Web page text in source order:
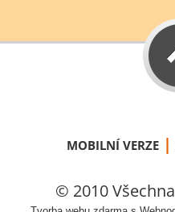
MOBILNÍ VERZE |
© 2010